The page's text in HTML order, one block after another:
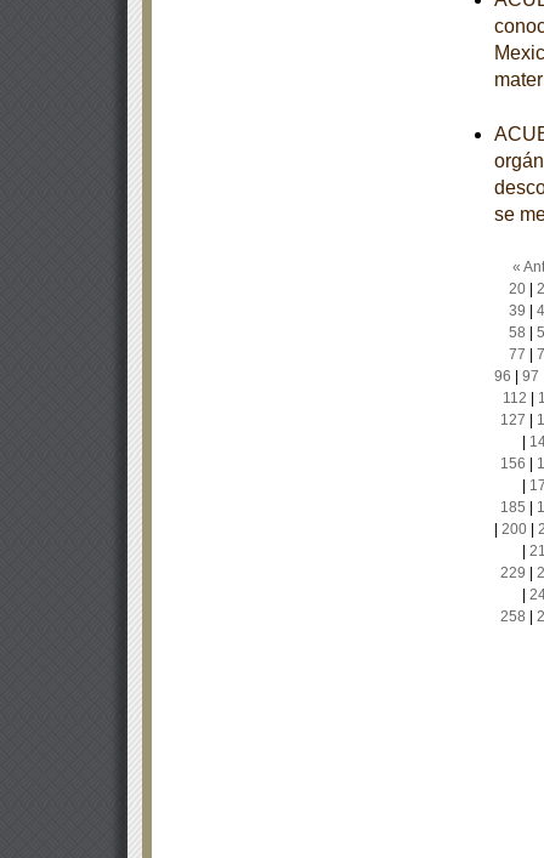
se
«
20|
39
58
77
96
97
112
127
156
185
200|
229
258